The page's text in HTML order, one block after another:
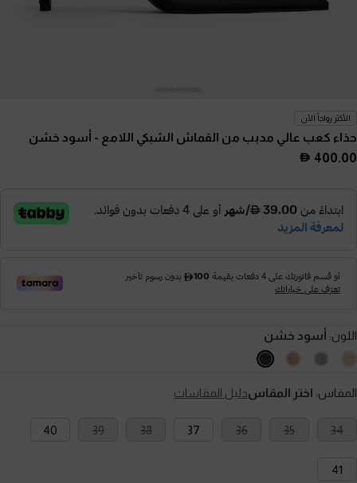
الأكثر رواجاً الآن
حذاء كعب عالي مدبب من القماش الشبكي اللامع - أسود خشن
400.00
اللون: أسود خشن
المقاس: اختر المقاسدليل المقاسات
34
35
36
37
38
39
40
41